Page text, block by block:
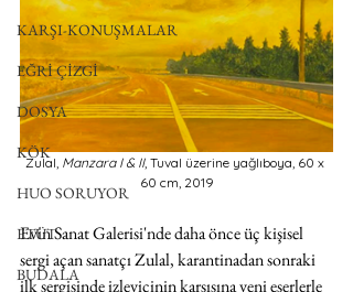
KARŞI-KONUŞMALAR
EĞRİ ÇİZGİ
DOSYA
KÖK
HUO SORUYOR
ETÜT
BUDALA
Zulal, Manzara I & II, Tuval üzerine yağlıboya, 60 x
60 cm, 2019
Evin Sanat Galerisi'nde daha önce üç kişisel
sergi açan sanatçı Zulal, karantinadan sonraki
ilk sergisinde izleyicinin karşısına yeni eserlerle